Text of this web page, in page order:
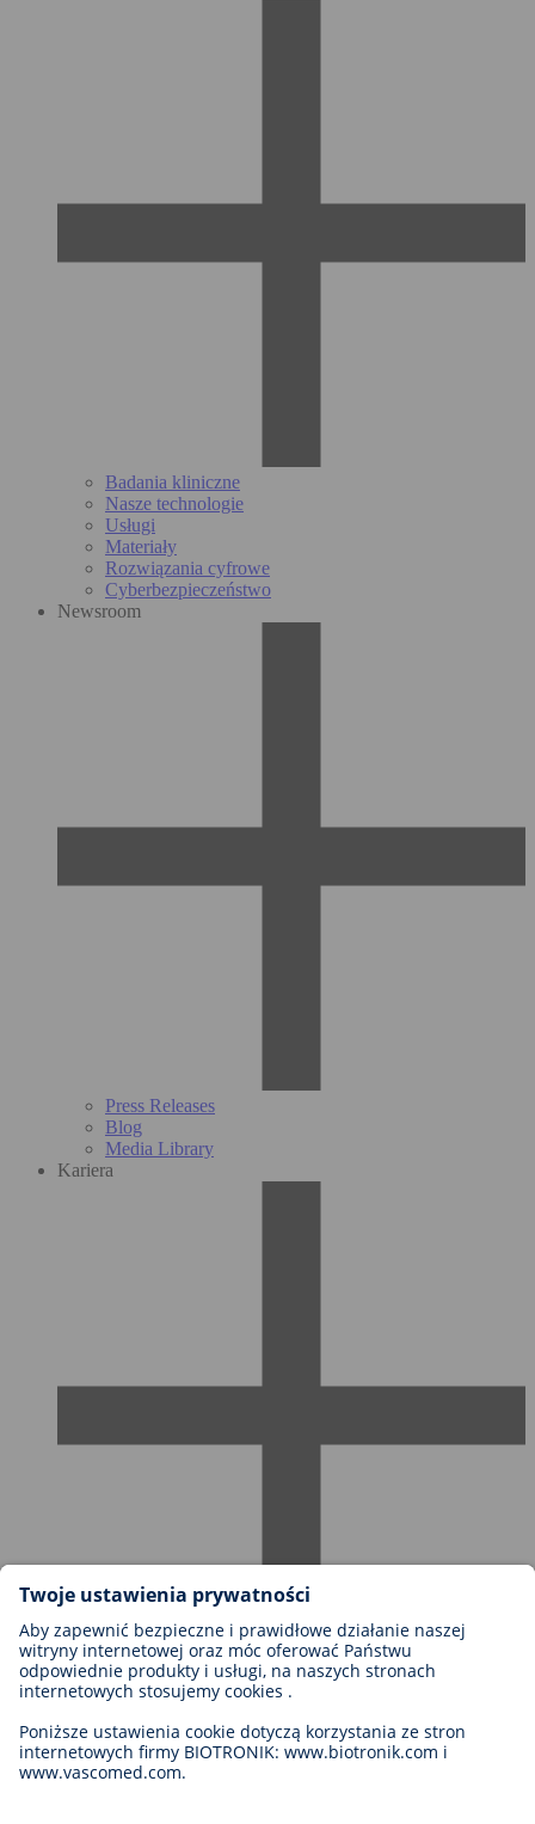
Badania kliniczne
Nasze technologie
Usługi
Materiały
Rozwiązania cyfrowe
Cyberbezpieczeństwo
Newsroom
Press Releases
Blog
Media Library
Kariera
Możliwości kariery w firmie BIOTRONIK
Szczeble kariery
Dlaczego warto z nami pracować?
Aplikacja
Możliwości rozwoju kariery